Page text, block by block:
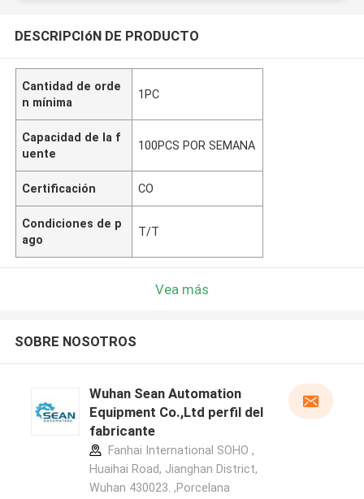
DESCRIPCIóN DE PRODUCTO
Cantidad de orde
n mínima
1PC
Capacidad de la f
uente
100PCS POR SEMANA
Certificación CO
Condiciones de p
ago
T/T
Vea más
SOBRE NOSOTROS
Wuhan Sean Automation
Equipment Co.,Ltd perfil del
fabricante
Fanhai International SOHO ,
Huaihai Road, Jianghan District,
Wuhan 430023. ,Porcelana